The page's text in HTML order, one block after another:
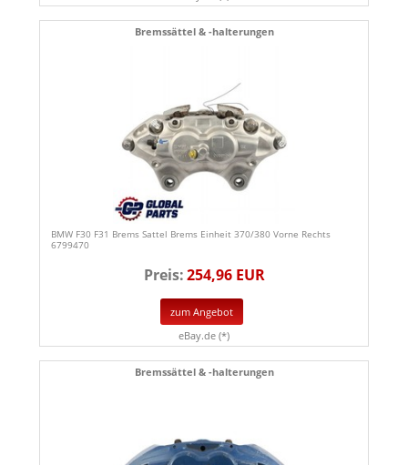
Bremssättel & -halterungen
BMW F30 F31 Brems Sattel Brems Einheit 370/380 Vorne Rechts
6799470
Preis:254,96 EUR
zum Angebot
eBay.de (*)
Bremssättel & -halterungen